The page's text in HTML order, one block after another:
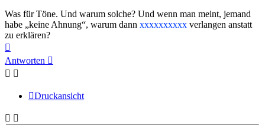
Was für Töne. Und warum solche? Und wenn man meint, jemand
habe „keine Ahnung“, warum dann xxxxxxxxxx verlangen anstatt
zu erklären?
oben
Antworten
Druckansicht